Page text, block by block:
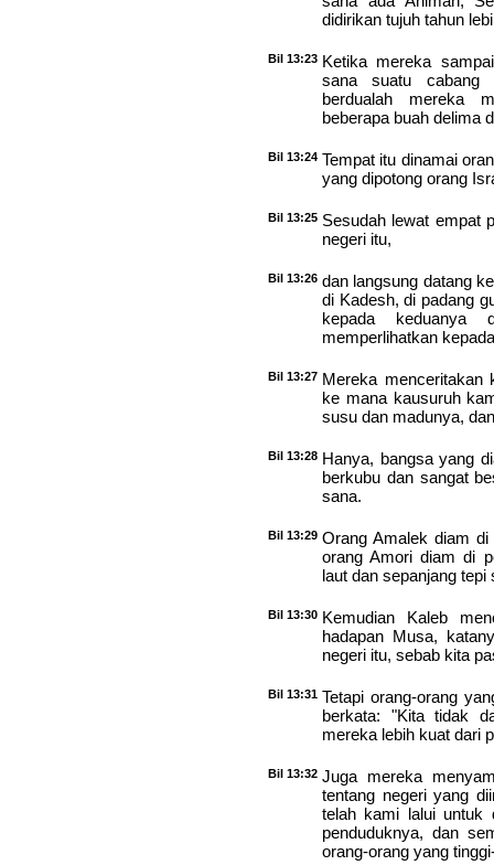
didirikan tujuh tahun
Bil 13:23 Ketika mereka
sana suatu cabang
berdualah mereka
beberapa buah delima
Bil 13:24 Tempat itu dinamai
yang dipotong orang
Bil 13:25 Sesudah lewat empat
negeri itu,
Bil 13:26 dan langsung datang
di Kadesh, di padang
kepada
memperlihatkan
Bil 13:27 Mereka menceritakan
ke mana kausuruh
susu dan madunya,
Bil 13:28 Hanya, bangsa yang
berkubu dan sangat
sana.
Bil 13:29 Orang Amalek diam
orang Amori diam di
laut dan sepanjang tepi
Bil 13:30 Kemudian Kaleb
hadapan Musa,
negeri itu, sebab kita
Bil 13:31 Tetapi orang-orang
berkata: "Kita tidak
mereka lebih kuat dari
Bil 13:32 Juga mereka
tentang negeri yang
telah kami lalui untuk
penduduknya, dan
orang-orang yang